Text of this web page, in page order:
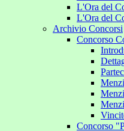
L'Ora del
L'Ora del
Archivio Concorsi
Concorso
Concorso